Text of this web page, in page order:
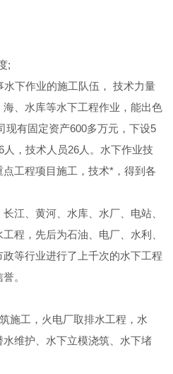
;
下作业的施工队伍， 技术力量
、水库等水下工程作业，能出色
现有固定资产600多万元，下设5
，技术人员26人。水下作业技
工程项目施工，技术*，得到各
江、黄河、水库、水厂、电站、
程，先后为石油、电厂、水利、
等行业进行了上千次的水下工程
。
施工，火电厂取排水工程，水
维护、水下立模浇筑、水下堵